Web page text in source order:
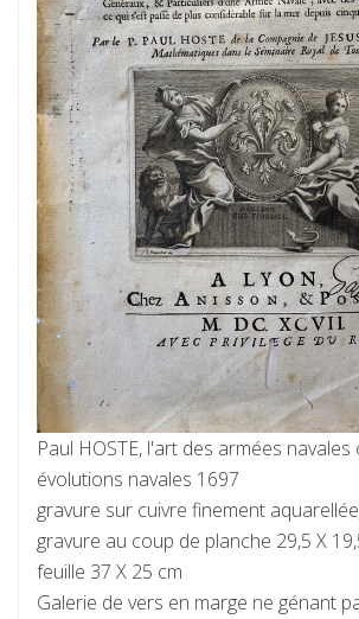
Paul HOSTE, l'art des armées
évolutions navales 1697
gravure sur cuivre finement
gravure au coup de planche 29,5 X
feuille 37 X 25 cm
Galerie de vers en marge ne génant